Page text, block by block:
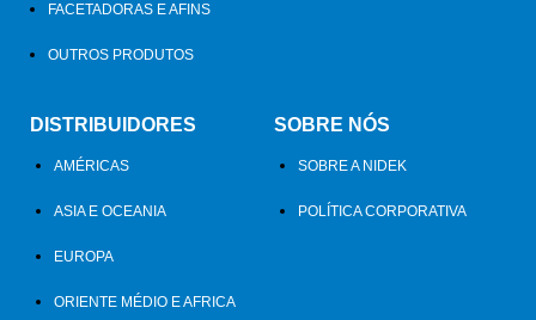
FACETADORAS E AFINS
OUTROS PRODUTOS
DISTRIBUIDORES
AMÉRICAS
ASIA E OCEANIA
EUROPA
ORIENTE MÉDIO E AFRICA
SOBRE NÓS
SOBRE A NIDEK
POLÍTICA CORPORATIVA